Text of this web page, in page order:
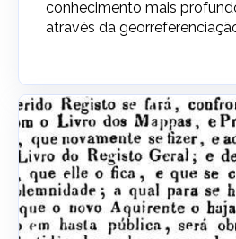
conhecimento mais
através da